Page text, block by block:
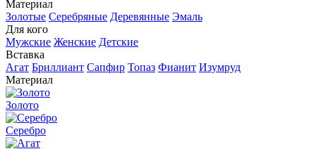
Материал
Золотые Серебряные Деревянные Эмаль
Для кого
Мужские Женские Детские
Вставка
Агат Бриллиант Сапфир Топаз Фианит Изумруд
Материал
Золото
Серебро